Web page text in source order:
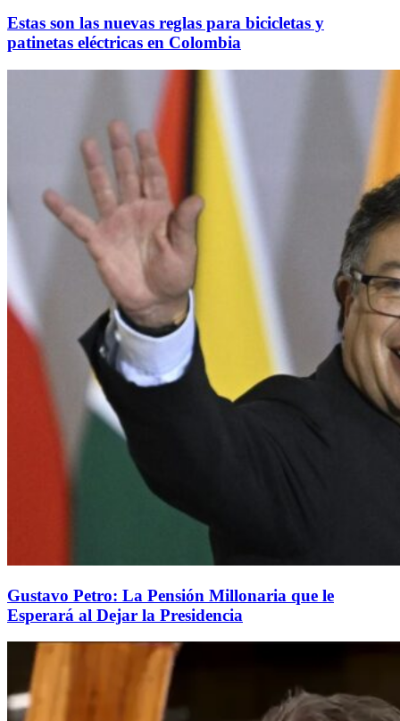
Estas son las nuevas reglas para bicicletas y
patinetas eléctricas en Colombia
Gustavo Petro: La Pensión Millonaria que le
Esperará al Dejar la Presidencia